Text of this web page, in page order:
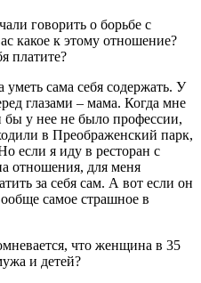
говорить о борьбе с
какое к этому отношение?
платите?
сама себя содержать. У
глазами – мама. Когда мне
у нее не было профессии,
в Преображенский парк,
если я иду в ресторан с
отношения, для меня
за себя сам. А вот если он
самое страшное в
что женщина в 35
и детей?